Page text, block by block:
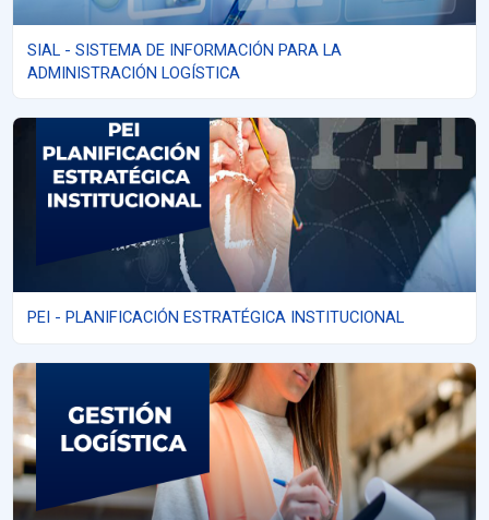
SIAL - SISTEMA DE INFORMACIÓN PARA LA
ADMINISTRACIÓN LOGÍSTICA
PEI - PLANIFICACIÓN ESTRATÉGICA INSTITUCIONAL
PEI - PLANIFICACIÓN ESTRATÉGICA INSTITUCIONAL
GESTIÓN LOGÍSTICA